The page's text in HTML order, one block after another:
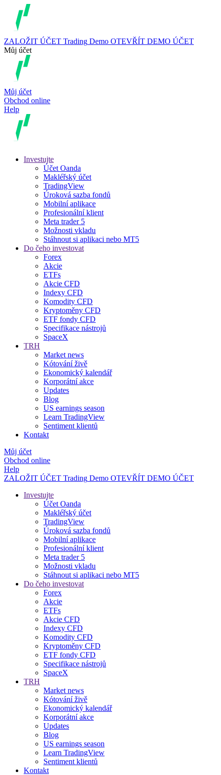
ZALOŽIT ÚČET Trading Demo OTEVŘÍT DEMO ÚČET
Můj účet
Můj účet
Obchod online
Help
Investujte
Účet Oanda
Makléřský účet
TradingView
Úroková sazba fondů
Mobilní aplikace
Profesionální klient
Meta trader 5
Možnosti vkladu
Stáhnout si aplikaci nebo MT5
Do čeho investovat
Forex
Akcie
ETFs
Akcie CFD
Indexy CFD
Komodity CFD
Kryptoměny CFD
ETF fondy CFD
Specifikace nástrojů
SpaceX
TRH
Market news
Kótování živě
Ekonomický kalendář
Korporátní akce
Updates
Blog
US earnings season
Learn TradingView
Sentiment klientů
Kontakt
Můj účet
Obchod online
Help
ZALOŽIT ÚČET Trading Demo OTEVŘÍT DEMO ÚČET
Investujte
Účet Oanda
Makléřský účet
TradingView
Úroková sazba fondů
Mobilní aplikace
Profesionální klient
Meta trader 5
Možnosti vkladu
Stáhnout si aplikaci nebo MT5
Do čeho investovat
Forex
Akcie
ETFs
Akcie CFD
Indexy CFD
Komodity CFD
Kryptoměny CFD
ETF fondy CFD
Specifikace nástrojů
SpaceX
TRH
Market news
Kótování živě
Ekonomický kalendář
Korporátní akce
Updates
Blog
US earnings season
Learn TradingView
Sentiment klientů
Kontakt